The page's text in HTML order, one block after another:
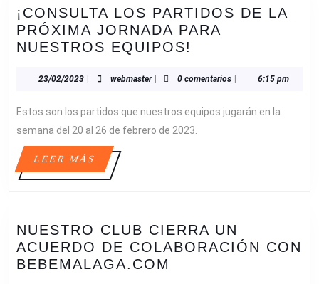
AL
20
DE
¡CONSULTA LOS PARTIDOS DE LA
PRÓXIMA JORNADA PARA
NUESTROS EQUIPOS!
PARTIDOS
LA
PRÓXIMA
23/02/202323/02/2023
| webmasterwebmaster
| 0 comentarios | 6:15 pm
Estos son los partidos que nuestros equipos jugarán en la
semana del 20 al 26 de febrero de 2023.
LEER MÁSLEER
MÁS
NUESTRO CLUB CIERRA UN
ACUERDO DE COLABORACIÓN CON
BEBEMALAGA.COM